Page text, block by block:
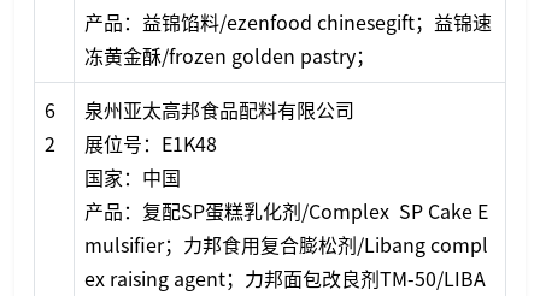
产品：益锦馅料/ezenfood chinesegift；益锦速
冻黄金酥/frozen golden pastry；
6
2
泉州亚太高邦食品配料有限公司
展位号：E1K48
国家：中国
产品：复配SP蛋糕乳化剂/Complex SP Cake E
mulsifier；力邦食用复合膨松剂/Libang compl
ex raising agent；力邦面包改良剂TM-50/LIBA